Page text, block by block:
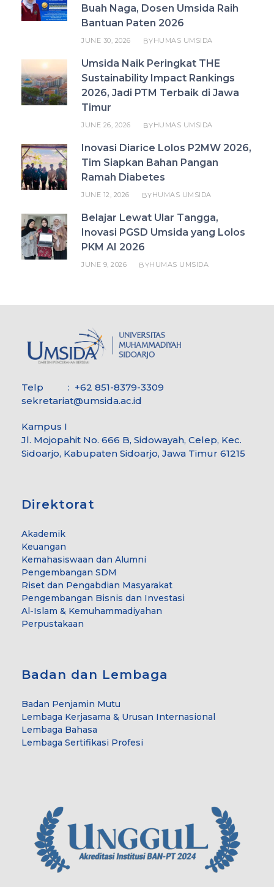
Buah Naga, Dosen Umsida Raih
Bantuan Paten 2026
JUNE 30, 2026 BYHUMAS UMSIDA
Umsida Naik Peringkat THE
Sustainability Impact Rankings
2026, Jadi PTM Terbaik di Jawa
Timur
JUNE 26, 2026 BYHUMAS UMSIDA
Inovasi Diarice Lolos P2MW 2026,
Tim Siapkan Bahan Pangan
Ramah Diabetes
JUNE 12, 2026 BYHUMAS UMSIDA
Belajar Lewat Ular Tangga,
Inovasi PGSD Umsida yang Lolos
PKM AI 2026
JUNE 9, 2026 BYHUMAS UMSIDA
Telp : +62 851-8379-3309
sekretariat@umsida.ac.id
Kampus I
Jl. Mojopahit No. 666 B, Sidowayah, Celep, Kec.
Sidoarjo, Kabupaten Sidoarjo, Jawa Timur 61215
Direktorat
Akademik
Keuangan
Kemahasiswaan dan Alumni
Pengembangan SDM
Riset dan Pengabdian Masyarakat
Pengembangan Bisnis dan Investasi
Al-Islam & Kemuhammadiyahan
Perpustakaan
Badan dan Lembaga
Badan Penjamin Mutu
Lembaga Kerjasama & Urusan Internasional
Lembaga Bahasa
Lembaga Sertifikasi Profesi